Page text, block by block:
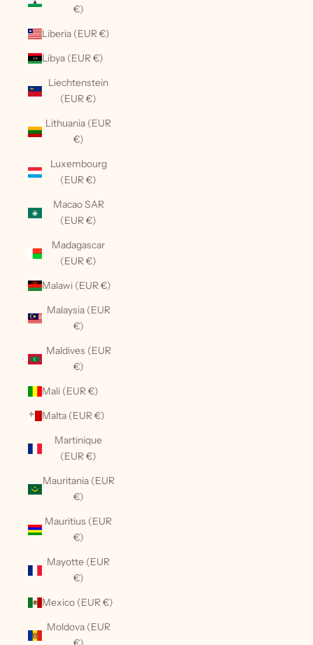
€)
Liberia (EUR €)
Libya (EUR €)
Liechtenstein
(EUR €)
Lithuania (EUR
€)
Luxembourg
(EUR €)
Macao SAR
(EUR €)
Madagascar
(EUR €)
Malawi (EUR €)
Malaysia (EUR
€)
Maldives (EUR
€)
Mali (EUR €)
Malta (EUR €)
Martinique
(EUR €)
Mauritania (EUR
€)
Mauritius (EUR
€)
Mayotte (EUR
€)
Mexico (EUR €)
Moldova (EUR